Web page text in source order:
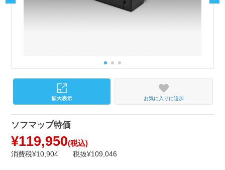
お気に入りに追加
ソフマップ特価
¥119,950(税込)
消費税¥10,904 税抜¥109,046